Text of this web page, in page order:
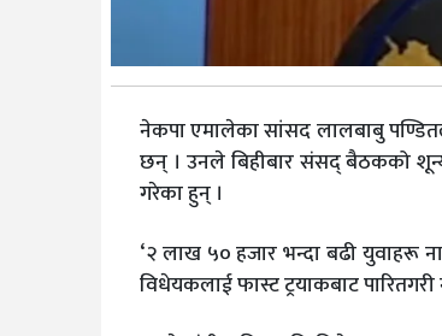
नेकपा एमालेका सांसद लालबाबु
छन् । उनले बिहीबार संसद् बैठकको
गरेका हुन् ।
‘२ लाख ५० हजार भन्दा बढी युवाहरू
विधेयकलाई फास्ट ट्रयाकबाट